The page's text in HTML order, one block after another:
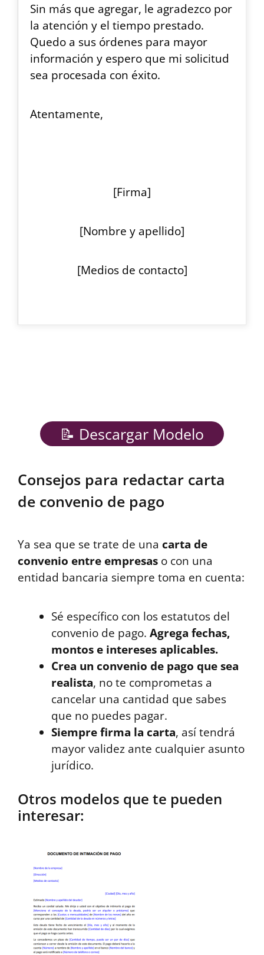
Sin más que agregar, le agradezco por
la atención y el tiempo prestado.
Quedo a sus órdenes para mayor
información y espero que mi solicitud
sea procesada con éxito.
Atentamente,
[Firma]
[Nombre y apellido]
[Medios de contacto]
📝 Descargar Modelo
Consejos para redactar carta
de convenio de pago
Ya sea que se trate de una carta de
convenio entre empresas o con una
entidad bancaria siempre toma en cuenta:
Sé específico con los estatutos del
convenio de pago. Agrega fechas,
montos e intereses aplicables.
Crea un convenio de pago que sea
realista, no te comprometas a
cancelar una cantidad que sabes
que no puedes pagar.
Siempre firma la carta, así tendrá
mayor validez ante cualquier asunto
jurídico.
Otros modelos que te pueden
interesar: